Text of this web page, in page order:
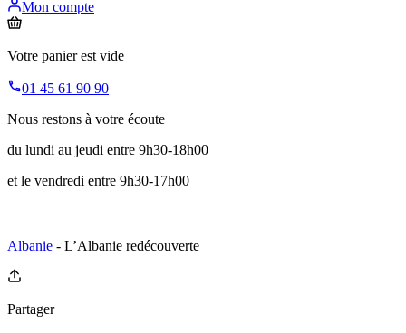
Mon compte
Votre panier est vide
01 45 61 90 90
Nous restons à votre écoute
du lundi au jeudi entre 9h30-18h00
et le vendredi entre 9h30-17h00
Albanie - L’Albanie redécouverte
Partager